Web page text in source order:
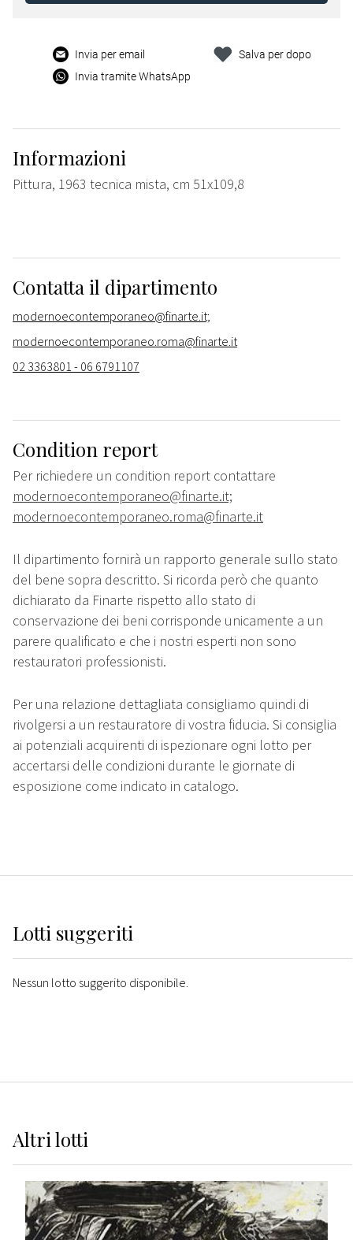
Invia per email
Invia tramite WhatsApp
Salva per dopo
Informazioni
Pittura, 1963 tecnica mista, cm 51x109,8
Contatta il dipartimento
modernoecontemporaneo@finarte.it;
modernoecontemporaneo.roma@finarte.it
02 3363801 - 06 6791107
Condition report
Per richiedere un condition report contattare
modernoecontemporaneo@finarte.it;
modernoecontemporaneo.roma@finarte.it
Il dipartimento fornirà un rapporto generale sullo stato
del bene sopra descritto. Si ricorda però che quanto
dichiarato da Finarte rispetto allo stato di
conservazione dei beni corrisponde unicamente a un
parere qualificato e che i nostri esperti non sono
restauratori professionisti.
Per una relazione dettagliata consigliamo quindi di
rivolgersi a un restauratore di vostra fiducia. Si consiglia
ai potenziali acquirenti di ispezionare ogni lotto per
accertarsi delle condizioni durante le giornate di
esposizione come indicato in catalogo.
Lotti suggeriti
Nessun lotto suggerito disponibile.
Altrilotti